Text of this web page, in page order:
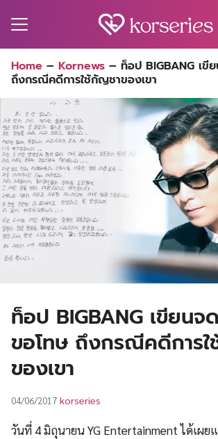
for:
Home – Kornews – ท็อป BIGBANG เขี
ถึงกรณีคดีการใช้กัญชาของเขา
ท็อป BIGBANG เขียนจ
ขอโทษ ถึงกรณีคดีการ
ของเขา
04/06/2017 korseries
วันที่ 4 มิถุนายน YG Entertainment ได้เผย